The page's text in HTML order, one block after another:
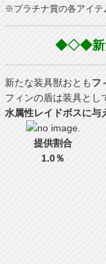
※プラチナ賞の各アイテ
◆◇◆新
新たな装具獣おともフ
フィンの盾は装具とし
水属性レイドボスに与
提供割合
1.0％